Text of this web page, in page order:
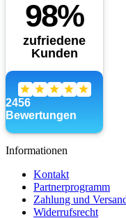
Informationen
Kontakt
Partnerprogramm
Zahlung und
Widerrufsrecht